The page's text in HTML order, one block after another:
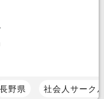
長野県 社会人サーク